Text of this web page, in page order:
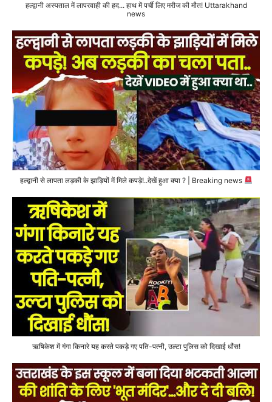
हल्द्वानी अस्पताल में लापरवाही की हद... हाथ में पर्ची लिए मरीज की मौत! Uttarakhand
news
हल्द्वानी से लापता लड़की के झाड़ियों में मिले कपड़े!..देखें हुआ क्या ? | Breaking news
ऋषिकेश में गंगा किनारे यह करते पकड़े गए पति-पत्नी, उल्टा पुलिस को दिखाई धौंस!